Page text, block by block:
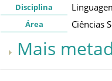
Disciplina
Área Ciências
Mais